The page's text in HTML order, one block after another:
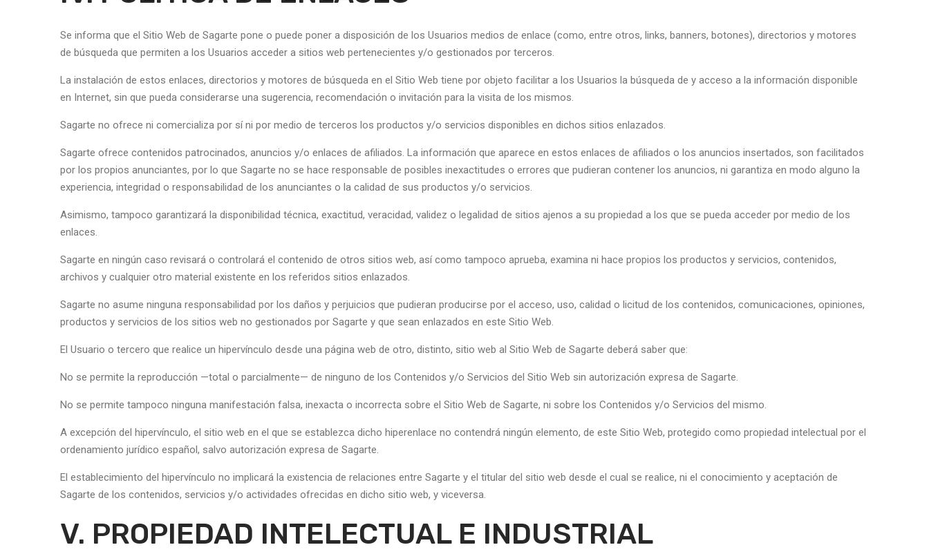
Se informa que el Sitio Web de Sagarte pone o puede poner a disposición de los Usuarios medios de enlace (como, entre otros, links, banners, botones), directorios y motores
de búsqueda que permiten a los Usuarios acceder a sitios web pertenecientes y/o gestionados por terceros.
La instalación de estos enlaces, directorios y motores de búsqueda en el Sitio Web tiene por objeto facilitar a los Usuarios la búsqueda de y acceso a la información disponible
en Internet, sin que pueda considerarse una sugerencia, recomendación o invitación para la visita de los mismos.
Sagarte no ofrece ni comercializa por sí ni por medio de terceros los productos y/o servicios disponibles en dichos sitios enlazados.
Sagarte ofrece contenidos patrocinados, anuncios y/o enlaces de afiliados. La información que aparece en estos enlaces de afiliados o los anuncios insertados, son facilitados
por los propios anunciantes, por lo que Sagarte no se hace responsable de posibles inexactitudes o errores que pudieran contener los anuncios, ni garantiza en modo alguno la
experiencia, integridad o responsabilidad de los anunciantes o la calidad de sus productos y/o servicios.
Asimismo, tampoco garantizará la disponibilidad técnica, exactitud, veracidad, validez o legalidad de sitios ajenos a su propiedad a los que se pueda acceder por medio de los
enlaces.
Sagarte en ningún caso revisará o controlará el contenido de otros sitios web, así como tampoco aprueba, examina ni hace propios los productos y servicios, contenidos,
archivos y cualquier otro material existente en los referidos sitios enlazados.
Sagarte no asume ninguna responsabilidad por los daños y perjuicios que pudieran producirse por el acceso, uso, calidad o licitud de los contenidos, comunicaciones, opiniones,
productos y servicios de los sitios web no gestionados por Sagarte y que sean enlazados en este Sitio Web.
El Usuario o tercero que realice un hipervínculo desde una página web de otro, distinto, sitio web al Sitio Web de Sagarte deberá saber que:
No se permite la reproducción —total o parcialmente— de ninguno de los Contenidos y/o Servicios del Sitio Web sin autorización expresa de Sagarte.
No se permite tampoco ninguna manifestación falsa, inexacta o incorrecta sobre el Sitio Web de Sagarte, ni sobre los Contenidos y/o Servicios del mismo.
A excepción del hipervínculo, el sitio web en el que se establezca dicho hiperenlace no contendrá ningún elemento, de este Sitio Web, protegido como propiedad intelectual por el
ordenamiento jurídico español, salvo autorización expresa de Sagarte.
El establecimiento del hipervínculo no implicará la existencia de relaciones entre Sagarte y el titular del sitio web desde el cual se realice, ni el conocimiento y aceptación de
Sagarte de los contenidos, servicios y/o actividades ofrecidas en dicho sitio web, y viceversa.
V. PROPIEDAD INTELECTUAL E INDUSTRIAL